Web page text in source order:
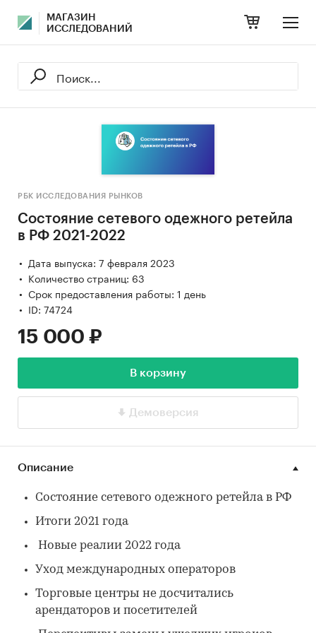
МАГАЗИН
ИССЛЕДОВАНИЙ
РБК ИССЛЕДОВАНИЯ РЫНКОВ
Состояние сетевого одежного ретейла
в РФ 2021-2022
Дата выпуска: 7 февраля 2023
Количество страниц: 63
Срок предоставления работы: 1 день
ID: 74724
15 000 ₽
В корзину
Демоверсия
Описание
Состояние сетевого одежного ретейла в РФ
Итоги 2021 года
Новые реалии 2022 года
Уход международных операторов
Торговые центры не досчитались
арендаторов и посетителей